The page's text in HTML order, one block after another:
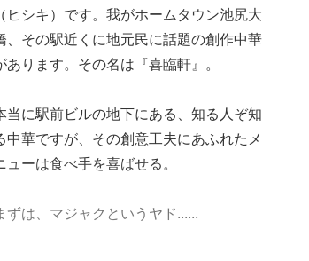
（ヒシキ）です。我がホームタウン池尻大
、その駅近くに地元民に話題の創作中華
あります。その名は『喜臨軒』。
当に駅前ビルの地下にある、知る人ぞ知
中華ですが、その創意工夫にあふれたメ
ューは食べ手を喜ばせる。
ずは、マジャクというヤド......